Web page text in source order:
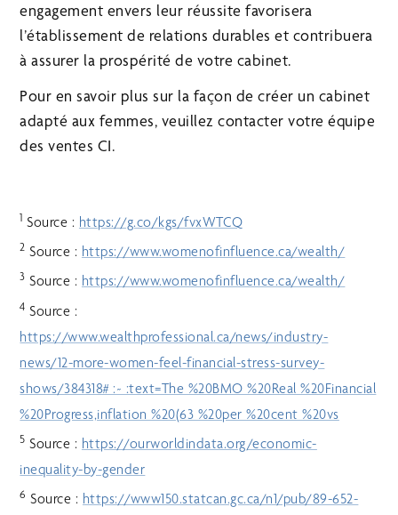
engagement envers leur réussite favorisera
l’établissement de relations durables et contribuera
à assurer la prospérité de votre cabinet.
Pour en savoir plus sur la façon de créer un cabinet
adapté aux femmes, veuillez contacter votre équipe
des ventes CI.
1 Source : https://g.co/kgs/fvxWTCQ
2 Source : https://www.womenofinfluence.ca/wealth/
3 Source : https://www.womenofinfluence.ca/wealth/
4 Source :
https://www.wealthprofessional.ca/news/industry-
news/12-more-women-feel-financial-stress-survey-
shows/384318# :~ :text=The %20BMO %20Real %20Financial
%20Progress,inflation %20(63 %20per %20cent %20vs
5 Source : https://ourworldindata.org/economic-
inequality-by-gender
6 Source : https://www150.statcan.gc.ca/n1/pub/89-652-